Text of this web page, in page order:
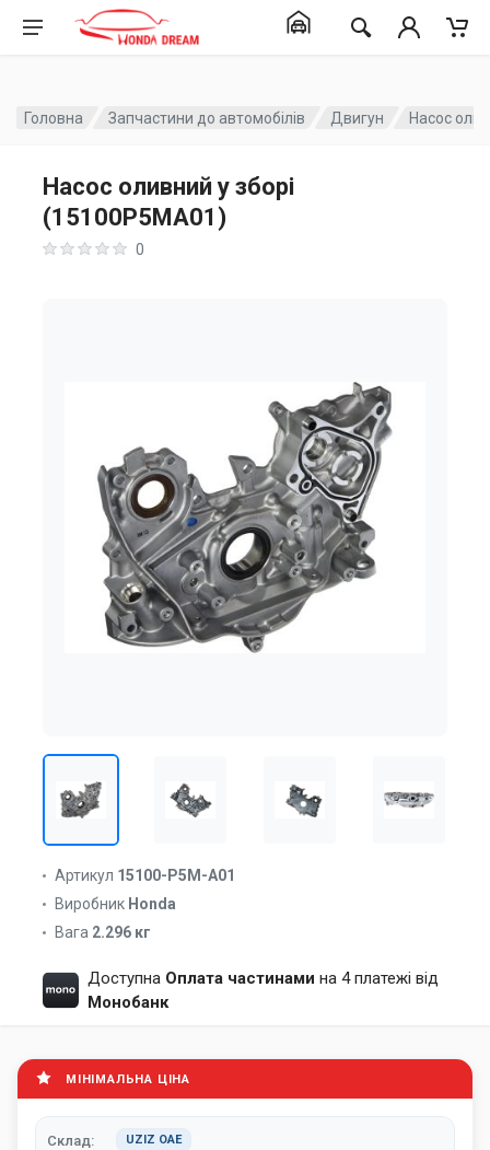
Головна Запчастини до автомобілів Двигун Насос
Насос оливний у зборі
(15100P5MA01)
0
Артикул 15100-P5M-A01
Виробник Honda
Вага 2.296 кг
Доступна Оплата частинами на 4 платежі від
Монобанк
МІНІМАЛЬНА ЦІНА
Склад: UZIZ ОАЕ